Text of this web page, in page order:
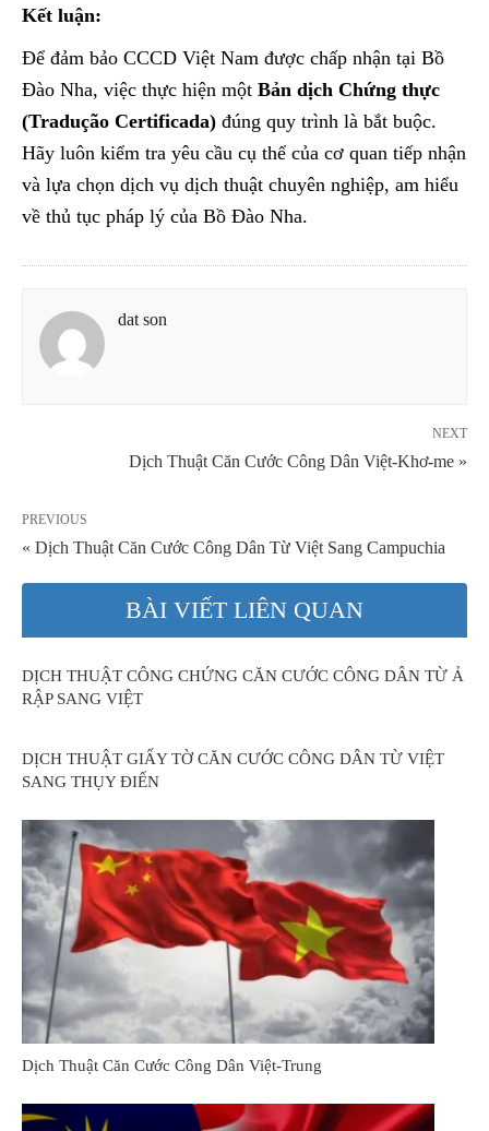
Kết luận:
Để đảm bảo CCCD Việt Nam được chấp nhận tại Bồ
Đào Nha, việc thực hiện một Bản dịch Chứng thực
(Tradução Certificada) đúng quy trình là bắt buộc.
Hãy luôn kiểm tra yêu cầu cụ thể của cơ quan tiếp nhận
và lựa chọn dịch vụ dịch thuật chuyên nghiệp, am hiểu
về thủ tục pháp lý của Bồ Đào Nha.
dat son
NEXT
Dịch Thuật Căn Cước Công Dân Việt-Khơ-me »
PREVIOUS
« Dịch Thuật Căn Cước Công Dân Từ Việt Sang Campuchia
BÀI VIẾT LIÊN QUAN
DỊCH THUẬT CÔNG CHỨNG CĂN CƯỚC CÔNG DÂN TỪ Ả
RẬP SANG VIỆT
DỊCH THUẬT GIẤY TỜ CĂN CƯỚC CÔNG DÂN TỪ VIỆT
SANG THỤY ĐIỂN
Dịch Thuật Căn Cước Công Dân Việt-Trung